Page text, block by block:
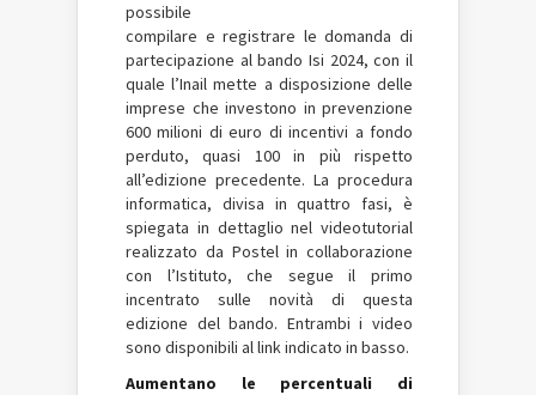
possibile
compilare e registrare le domanda di
partecipazione al bando Isi 2024, con il
quale l’Inail mette a disposizione delle
imprese che investono in prevenzione
600 milioni di euro di incentivi a fondo
perduto, quasi 100 in più rispetto
all’edizione precedente. La procedura
informatica, divisa in quattro fasi, è
spiegata in dettaglio nel videotutorial
realizzato da Postel in collaborazione
con l’Istituto, che segue il primo
incentrato sulle novità di questa
edizione del bando. Entrambi i video
sono disponibili al link indicato in basso.
Aumentano le percentuali di